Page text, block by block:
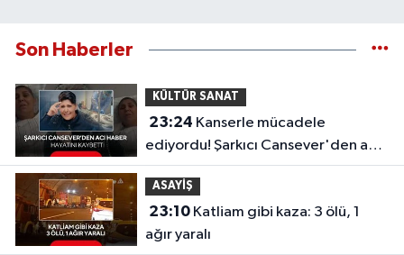
Son Haberler
KÜLTÜR SANAT
23:24
ediyordu! Şarkıcı Cansever'den acı
haber, hayatını kaybetti
ASAYİŞ
23:10Katliam gibi kaza: 3 ölü, 1
ağır yaralı